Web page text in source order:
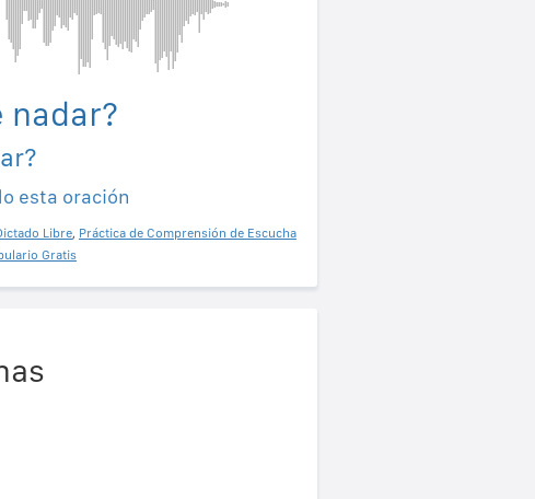
nadar?
esta oración
Libre, Práctica de Comprensión de Escucha
Gratis